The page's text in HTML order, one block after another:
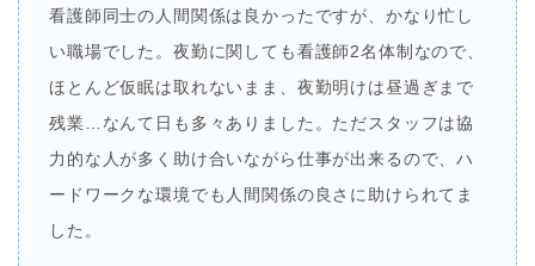
看護師同士の人間関係は良かったですが、かなり忙し
い職場でした。夜勤に関しても看護師2名体制なので、
ほとんど仮眠は取れないまま、夜勤明けは昼過ぎまで
残業…なんて日も多々ありました。ただスタッフは協
力的な人が多く助け合いながら仕事が出来るので、ハ
ードワークな環境でも人間関係の良さに助けられてま
した。